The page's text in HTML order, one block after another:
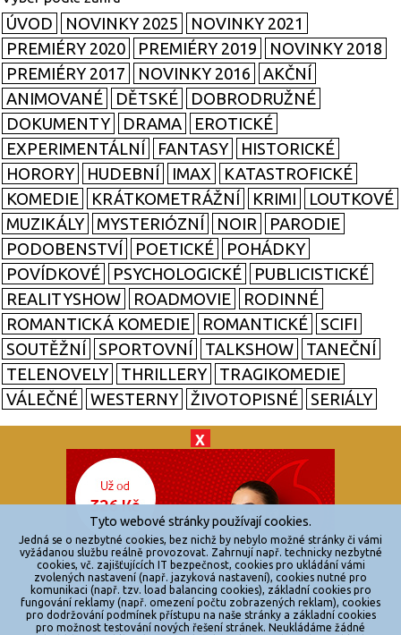
X
ÚVOD NOVINKY 2025
NOVINKY 2021
PREMIÉRY 2020
PREMIÉRY 2019
NOVINKY 2018
PREMIÉRY 2017
NOVINKY 2016
AKČNÍ
ANIMOVANÉ
DĚTSKÉ
DOBRODRUŽNÉ
DOKUMENTY
DRAMA
EROTICKÉ
EXPERIMENTÁLNÍ
FANTASY
HISTORICKÉ
HORORY
HUDEBNÍ IMAX
KATASTROFICKÉ
KOMEDIE
KRÁTKOMETRÁŽNÍ KRIMI
LOUTKOVÉ
MUZIKÁLY
MYSTERIÓZNÍ NOIR
PARODIE
PODOBENSTVÍ
POETICKÉ
POHÁDKY
POVÍDKOVÉ
PSYCHOLOGICKÉ
PUBLICISTICKÉ
REALITYSHOW
ROADMOVIE
RODINNÉ
ROMANTICKÁ KOMEDIE
ROMANTICKÉ
SCIFI
SOUTĚŽNÍ
SPORTOVNÍ TALKSHOW
TANEČNÍ
TELENOVELY
THRILLERY
TRAGIKOMEDIE
VÁLEČNÉ
WESTERNY ŽIVOTOPISNÉ SERIÁLY
© 2026
zkouknoutfilm.cz
Všechna práva vyhrazena.
Powered by
Reklama
Sítě
Redakce
Tyto webové stránky používají cookies.
Jedná se o nezbytné cookies, bez nichž by nebylo možné stránky či vámi
vyžádanou službu reálně provozovat. Zahrnují např. technicky nezbytné
cookies, vč. zajišťujících IT bezpečnost, cookies pro ukládání vámi
zvolených nastavení (např. jazyková nastavení), cookies nutné pro
komunikaci (např. tzv. load balancing cookies), základní cookies pro
fungování reklamy (např. omezení počtu zobrazených reklam), cookies
pro dodržování podmínek přístupu na naše stránky a základní cookies
pro možnost testování nových řešení stránek. Neukládáme žádné